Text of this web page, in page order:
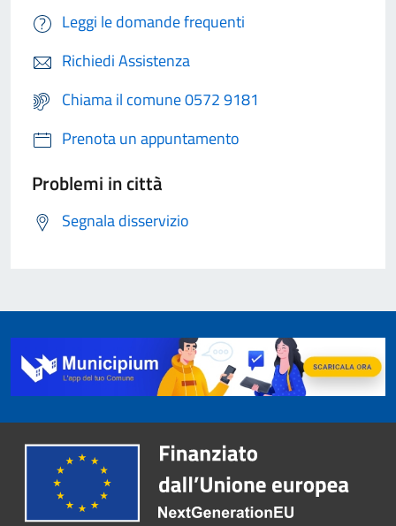
Leggi le domande frequenti
Richiedi Assistenza
Chiama il comune 0572 9181
Prenota un appuntamento
Problemi in città
Segnala disservizio